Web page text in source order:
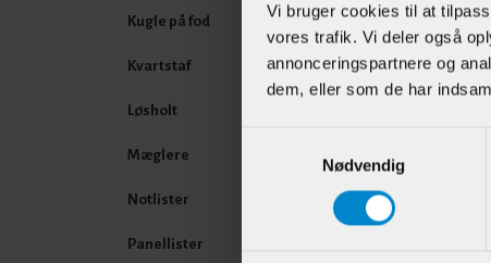
Vi bruger cookies til at
vores trafik. Vi deler også
annonceringspartnere og
dem, eller som de har
Nødvendig
Kugle på fod
Kvartstaf
Løsholt
Mæglere
Notlister
Panellister